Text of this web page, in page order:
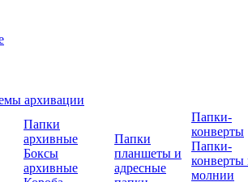
архивации
Папки
архивные
Боксы
архивные
Папки
планшеты и
адресные
Папки-
конверты
Папки-
конверты
молнии